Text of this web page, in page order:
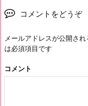
コメントをどうぞ
メールアドレスが公開され
は必須項目です
コメント